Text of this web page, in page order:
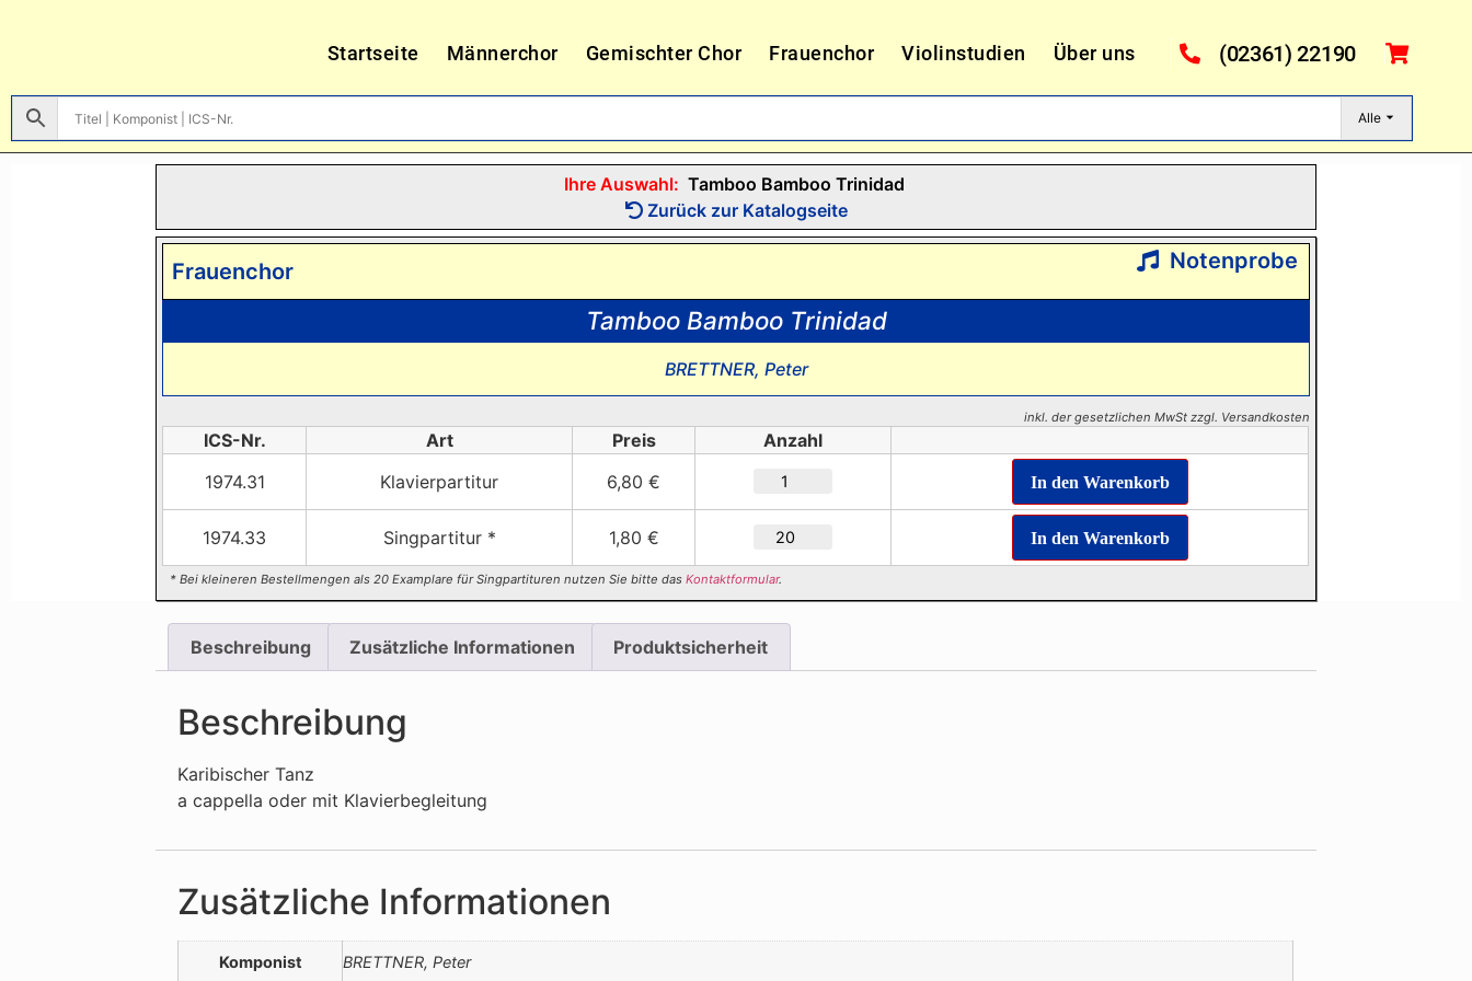
Startseite Männerchor Gemischter Chor Frauenchor Violinstudien Über uns (02361) 22190
Alle
Ihre Auswahl: Tamboo Bamboo Trinidad
Zurück zur Katalogseite
Frauenchor Notenprobe
Tamboo Bamboo Trinidad
BRETTNER, Peter
inkl. der gesetzlichen MwSt zzgl. Versandkosten
ICS-Nr. Art Preis
Anzahl
1974.31
Klavierpartitur 6,80 €
1974.33 Singpartitur * 1,80 €
* Bei kleineren Bestellmengen als 20 Examplare für Singpartituren nutzen Sie bitte das Kontaktformular.
Beschreibung Zusätzliche Informationen Produktsicherheit
Beschreibung
Karibischer Tanz
a cappella oder mit Klavierbegleitung
Zusätzliche Informationen
Komponist BRETTNER, Peter